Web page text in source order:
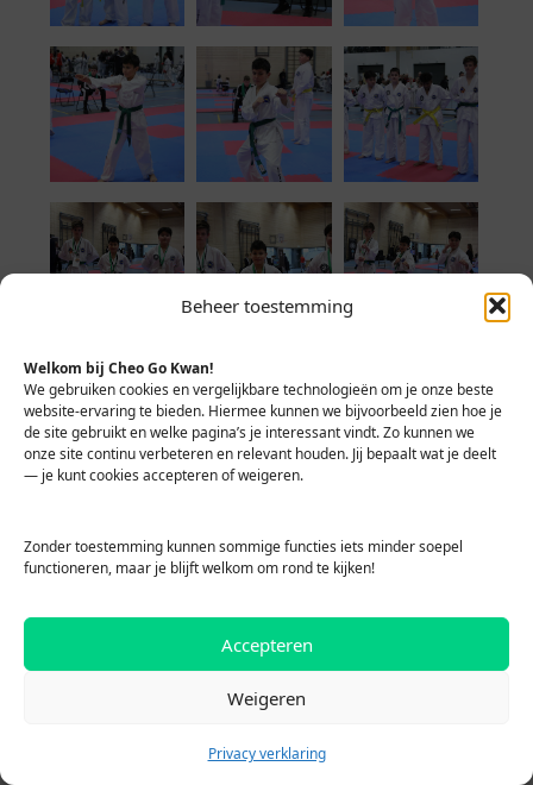
Beheer toestemming
Welkom bij Cheo Go Kwan!
We gebruiken cookies en vergelijkbare technologieën om je onze beste
website-ervaring te bieden. Hiermee kunnen we bijvoorbeeld zien hoe je
de site gebruikt en welke pagina’s je interessant vindt. Zo kunnen we
onze site continu verbeteren en relevant houden. Jij bepaalt wat je deelt
— je kunt cookies accepteren of weigeren.
Zonder toestemming kunnen sommige functies iets minder soepel
functioneren, maar je blijft welkom om rond te kijken!
Accepteren
Weigeren
Privacy verklaring